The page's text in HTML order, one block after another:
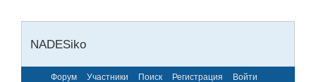
NADESiko
Форум Участники Поиск Регистрация Войти